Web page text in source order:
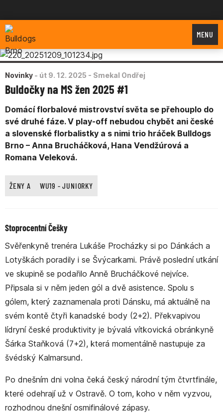
Bulldogs Brno
MENU
Novinky - út 9. 12. 2025 - Smekal Ondřej
Buldočky na MS žen 2025 #1
Domácí florbalové mistrovství světa se přehouplo do
své druhé fáze. V play-off nebudou chybět ani české
a slovenské florbalistky a s nimi trio hráček Bulldogs
Brno – Anna Brucháčková, Hana Vendžúrová a
Romana Veleková.
ŽENY A WU19 - JUNIORKY
Stoprocentní Češky
Svěřenkyně trenéra Lukáše Procházky si po Dánkách a
Lotyškách poradily i se Švýcarkami. Právě poslední utkání
ve skupině se podařilo Anně Brucháčkové nejvíce.
Připsala si v něm jeden gól a dvě asistence. Spolu s
gólem, který zaznamenala proti Dánsku, má aktuálně na
svém kontě čtyři kanadské body (2+2). Překvapivou
lídryní české produktivity je bývalá vítkovická obránkyně
Šárka Staňková (7+2), která momentálně nastupuje za
švédský Kalmarsund.
Po dnešním dni volna čeká český národní tým čtvrtfinále,
které odehrají už v Ostravě. O tom, koho v něm vyzvou,
rozhodnou dnešní osmifinálové zápasy.